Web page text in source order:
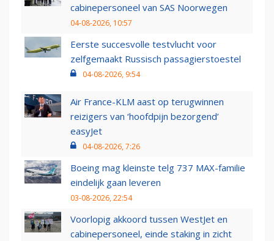
cabinepersoneel van SAS Noorwegen
04-08-2026, 10:57
Eerste succesvolle testvlucht voor
zelfgemaakt Russisch passagierstoestel
04-08-2026, 9:54
Air France-KLM aast op terugwinnen
reizigers van ‘hoofdpijn bezorgend’
easyJet
04-08-2026, 7:26
Boeing mag kleinste telg 737 MAX-familie
eindelijk gaan leveren
03-08-2026, 22:54
Voorlopig akkoord tussen WestJet en
cabinepersoneel, einde staking in zicht